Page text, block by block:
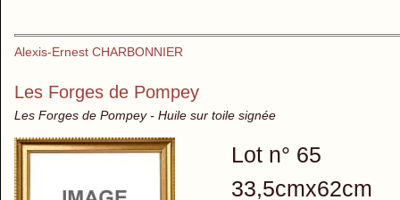
Alexis-Ernest CHARBONNIER
Les Forges de Pompey
Les Forges de Pompey - Huile sur toile signée
Lot n° 65
33,5cmx62cm